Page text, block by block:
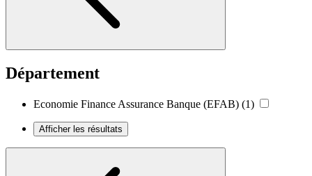
Département
Economie Finance Assurance Banque (EFAB) (1)
Afficher les résultats